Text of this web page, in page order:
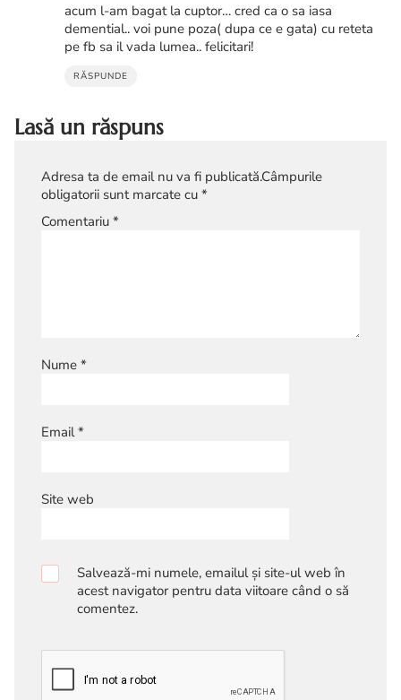
acum l-am bagat la cuptor… cred ca o sa iasa
demential.. voi pune poza( dupa ce e gata) cu reteta
pe fb sa il vada lumea.. felicitari!
RĂSPUNDE
Lasă un răspuns
Adresa ta de email nu va fi publicată.Câmpurile
obligatorii sunt marcate cu *
Comentariu *
Nume *
Email*
Site web
Salvează-mi numele, emailul și site-ul web în
acest navigator pentru data viitoare când o să
comentez.